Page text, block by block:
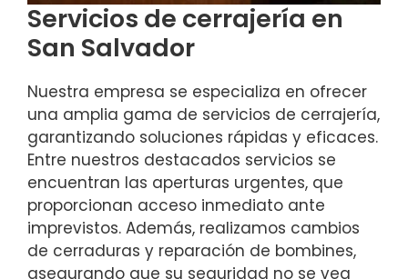
Servicios de cerrajería en
San Salvador
Nuestra empresa se especializa en ofrecer
una amplia gama de servicios de cerrajería,
garantizando soluciones rápidas y eficaces.
Entre nuestros destacados servicios se
encuentran las aperturas urgentes, que
proporcionan acceso inmediato ante
imprevistos. Además, realizamos cambios
de cerraduras y reparación de bombines,
asegurando que su seguridad no se vea